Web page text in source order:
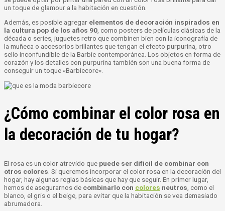
un toque de glamour a la habitación en cuestión.
Además, es posible agregar elementos de decoración inspirados en
la cultura pop de los años 90 , como posters de películas clásicas de la
década o series, juguetes retro que combinen bien con la iconografía de
la muñeca o accesorios brillantes que tengan el efecto purpurina, otro
sello inconfundible de la Barbie contemporánea. Los objetos en forma de
corazón y los detalles con purpurina también son una buena forma de
conseguir un toque «Barbiecore».
¿Cómo combinar el color rosa en
la decoración de tu hogar?
El rosa es un color atrevido que puede ser difícil de combinar con
otros colores . Si queremos incorporar el color rosa en la decoración del
hogar, hay algunas reglas básicas que hay que seguir. En primer lugar,
hemos de asegurarnos de combinarlo con colores neutros , como el
blanco, el gris o el beige, para evitar que la habitación se vea demasiado
abrumadora.